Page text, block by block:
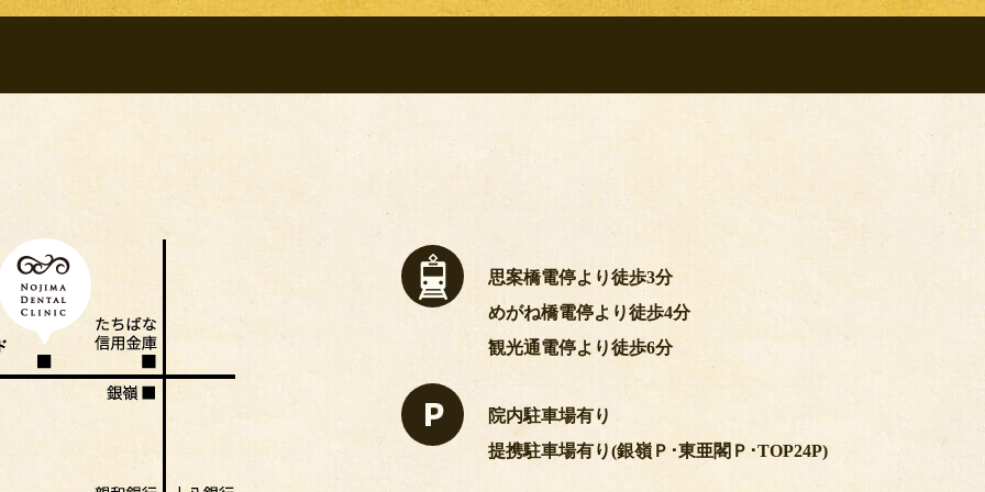
思案橋電停より徒歩3分
めがね橋電停より徒歩4分
観光通電停より徒歩6分
院内駐車場有り
提携駐車場有り(銀嶺Ｐ･東亜閣Ｐ･TOP24P)